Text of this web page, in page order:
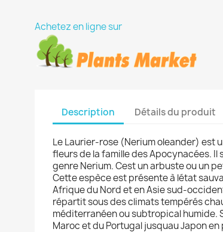
Achetez en ligne sur
Description Détails du produit
Le Laurier-rose (Nerium oleander) est
fleurs de la famille des Apocynacées. Il
genre Nerium. Cest un arbuste ou un
Cette espèce est présente à létat
Afrique du Nord et en Asie sud-
répartit sous des climats tempérés
méditerranéen ou subtropical humide.
Maroc et du Portugal jusquau Japon